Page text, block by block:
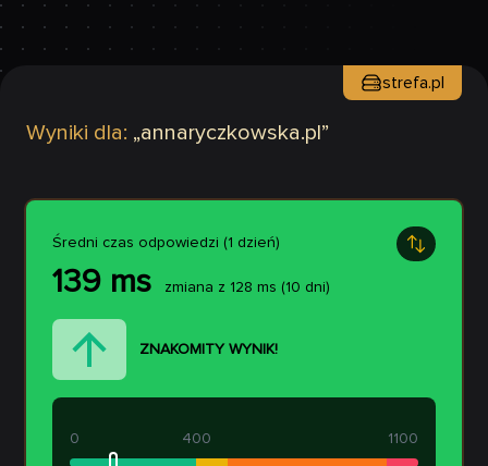
Wyniki dla: „annaryczkowska.pl ”
strefa.pl
Średni czas odpowiedzi (1 dzień)
139 ms zmiana z 128 ms (10 dni)
ZNAKOMITY WYNIK!
400
0 1100